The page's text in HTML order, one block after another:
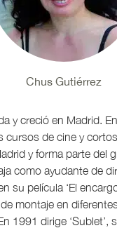
y creció en Madrid.
cursos de cine y
y forma parte del
como ayudante de
su película ‘El
montaje en
1991 dirige ‘Sublet’,
Chus Gutiérrez